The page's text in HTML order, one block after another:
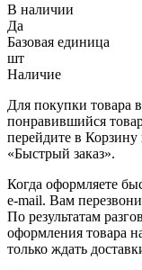
В наличии
Да
Базовая единица
шт
Наличие
Для покупки товара
понравившийся
перейдите в
«Быстрый заказ».
Когда оформляете
e-mail. Вам
По результатам
оформления товара
только ждать